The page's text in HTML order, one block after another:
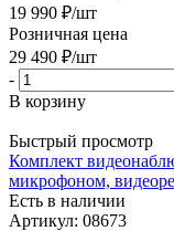
19 990 ₽/шт
Розничная цена
29 490 ₽/шт
-
В корзину
Быстрый просмотр
Комплект
микрофоном,
Есть в наличии
Артикул: 08673